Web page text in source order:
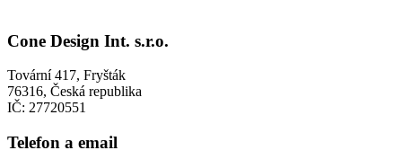
Cone Design Int. s.r.o.
Tovární 417, Fryšták
76316, Česká republika
IČ: 27720551
Telefon a email